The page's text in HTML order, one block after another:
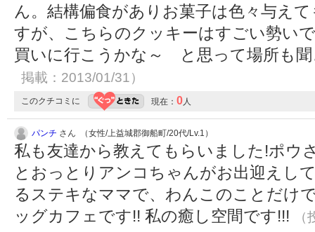
ん。結構偏食がありお菓子は色々与え
すが、こちらのクッキーはすごい勢い
買いに行こうかな～ と思って場所も
掲載：2013/01/31）
このクチコミに 現在： 0人
パンチ さん （女性/上益城郡御船町/20代/Lv.1）
私も友達から教えてもらいました!ポウ
とおっとりアンコちゃんがお出迎えし
るステキなママで、わんこのことだけ
ッグカフェです!! 私の癒し空間です!!!